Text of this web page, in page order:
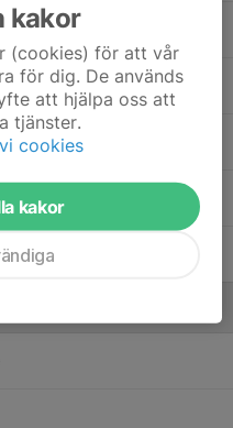
kakor
(cookies) för att vår
för dig. De används
att hjälpa oss att
tjänster.
cookies
kakor